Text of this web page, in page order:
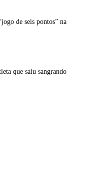
de seis pontos” na
que saiu sangrando